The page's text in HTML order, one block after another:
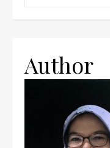
Author